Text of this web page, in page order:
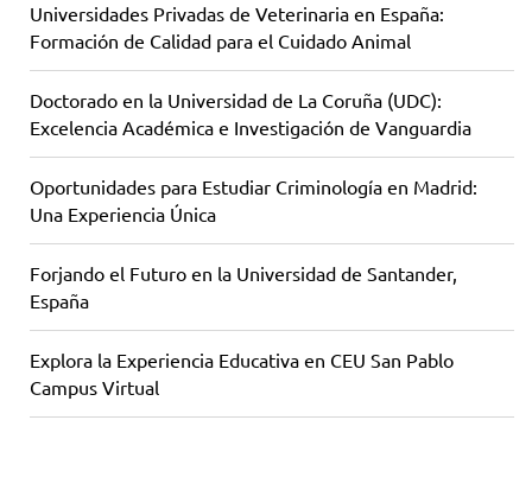
Universidades Privadas de Veterinaria en España:
Formación de Calidad para el Cuidado Animal
Doctorado en la Universidad de La Coruña (UDC):
Excelencia Académica e Investigación de Vanguardia
Oportunidades para Estudiar Criminología en Madrid:
Una Experiencia Única
Forjando el Futuro en la Universidad de Santander,
España
Explora la Experiencia Educativa en CEU San Pablo
Campus Virtual